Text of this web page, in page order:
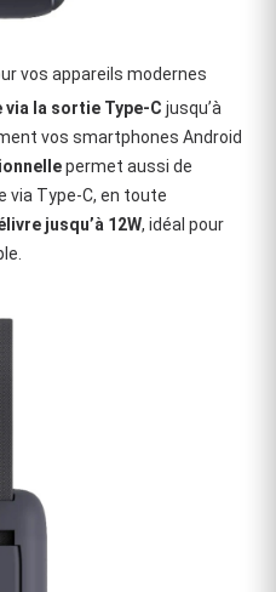
vos appareils modernes
la sortie Type-C jusqu’à
vos smartphones Android
permet aussi de
via Type-C, en toute
jusqu’à 12W, idéal pour